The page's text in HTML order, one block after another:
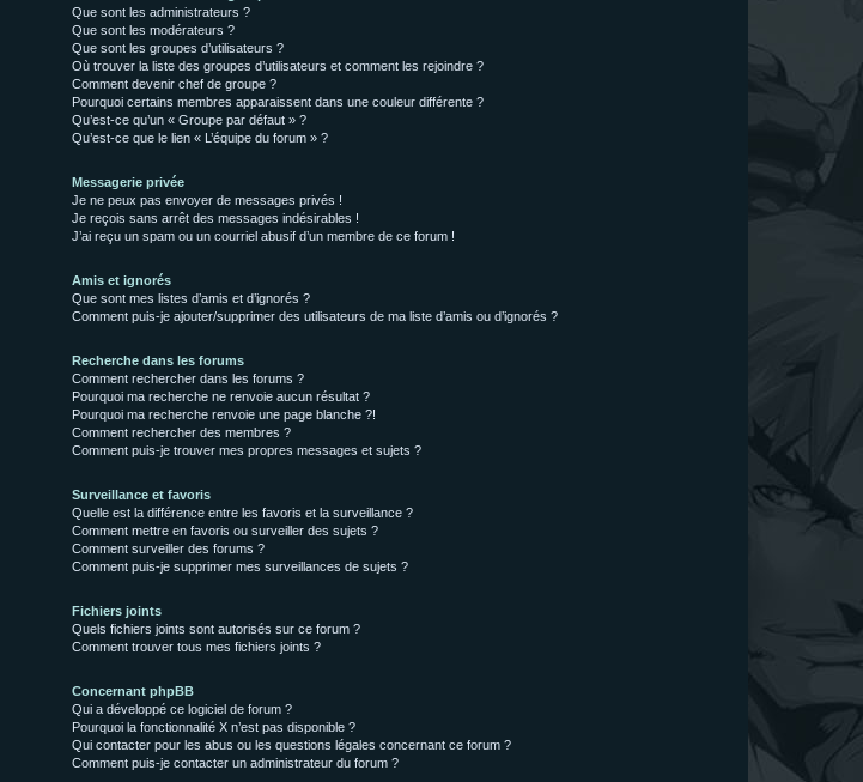
Que sont les administrateurs ?
Que sont les modérateurs ?
Que sont les groupes d’utilisateurs ?
Où trouver la liste des groupes d’utilisateurs et comment les rejoindre ?
Comment devenir chef de groupe ?
Pourquoi certains membres apparaissent dans une couleur différente ?
Qu’est-ce qu’un « Groupe par défaut » ?
Qu’est-ce que le lien « L’équipe du forum » ?
Messagerie privée
Je ne peux pas envoyer de messages privés !
Je reçois sans arrêt des messages indésirables !
J’ai reçu un spam ou un courriel abusif d’un membre de ce forum !
Amis et ignorés
Que sont mes listes d’amis et d’ignorés ?
Comment puis-je ajouter/supprimer des utilisateurs de ma liste d’amis ou d’ignorés ?
Recherche dans les forums
Comment rechercher dans les forums ?
Pourquoi ma recherche ne renvoie aucun résultat ?
Pourquoi ma recherche renvoie une page blanche ?!
Comment rechercher des membres ?
Comment puis-je trouver mes propres messages et sujets ?
Surveillance et favoris
Quelle est la différence entre les favoris et la surveillance ?
Comment mettre en favoris ou surveiller des sujets ?
Comment surveiller des forums ?
Comment puis-je supprimer mes surveillances de sujets ?
Fichiers joints
Quels fichiers joints sont autorisés sur ce forum ?
Comment trouver tous mes fichiers joints ?
Concernant phpBB
Qui a développé ce logiciel de forum ?
Pourquoi la fonctionnalité X n’est pas disponible ?
Qui contacter pour les abus ou les questions légales concernant ce forum ?
Comment puis-je contacter un administrateur du forum ?